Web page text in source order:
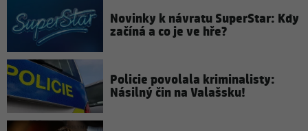
Novinky k návratu SuperStar: Kdy
začíná a co je ve hře?
Policie povolala kriminalisty:
Násilný čin na Valašsku!